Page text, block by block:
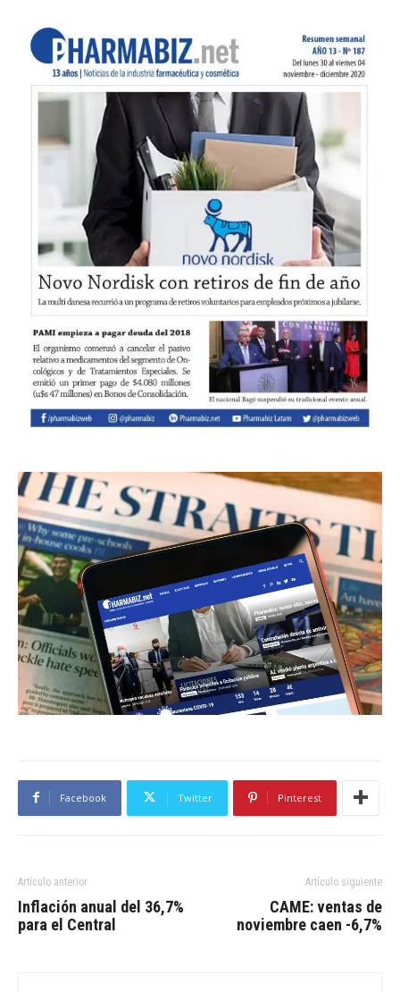
Facebook Twitter Pinterest
Artículo anterior
Inflación anual del 36,7%
para el Central
Artículo siguiente
CAME: ventas de
noviembre caen -6,7%